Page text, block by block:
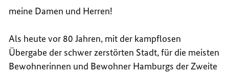
meine Damen und Herren!
Als heute vor 80 Jahren, mit der kampflosen
Übergabe der schwer zerstörten Stadt, für die meisten
Bewohnerinnen und Bewohner Hamburgs der Zweite